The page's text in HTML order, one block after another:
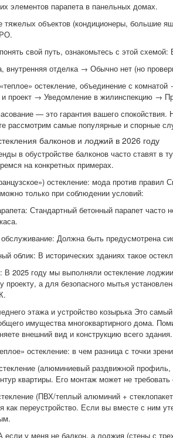
элементов парапета в панельных домах.
объектов (кондиционеры, большие
свой путь, ознакомьтесь с этой
внутренняя отделка → Обычно нет (но
остекление, объединение с
проект → Уведомление в жилинспекцию →
— это гарантия вашего
рассмотрим самые популярные и спорные
балконов и лоджий в 2026 году
в обустройстве балконов часто ставят в
на конкретных примерах.
остекление: мода против
только при соблюдении условий:
Стандартный бетонный парапет часто
Должна быть предусмотрена
облик: В исторических зданиях такое
В 2025 году мы выполняли остекление
проекту, а для безопасного мытья
этажа и устройство козырька Это
имущества многоквартирного дома.
внешний вид и конструкцию всего
остекление: в чем разница с точки
(алюминиевый раздвижной профиль,
квартиры. Его монтаж может не
(ПВХ/теплый алюминий +
как переустройство. Если вы вместе с ним
если у меня не балкон, а лоджия (стены с